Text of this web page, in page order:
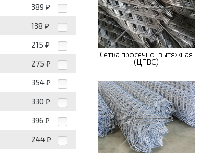
389 ₽
138 ₽
215 ₽
275 ₽
354 ₽
330 ₽
396 ₽
244 ₽
Сетка просечно-вытяжная
(ЦПВС)